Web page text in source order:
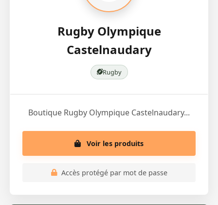
Rugby Olympique
Castelnaudary
Rugby
Boutique Rugby Olympique Castelnaudary...
Voir les produits
Accès protégé par mot de passe